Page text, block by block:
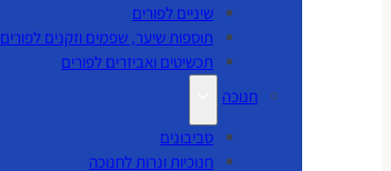
שיניים לפורים
תוספות שיער, שפמים וזקנים לפורים
תכשיטים ואביזרים לפורים
חנוכה
סביבונים
חנוכיות ונרות לחנוכה